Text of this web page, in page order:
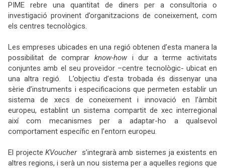
PIME rebre una quantitat de diners per a consultoria o
investigació provinent d’organitzacions de coneixement, com
els centres tecnològics.
Les empreses ubicades en una regió obtenen d’esta manera la
possibilitat de comprar know-howi dur a terme activitats
conjuntes amb el seu proveïdor –centre tecnològic- ubicat en
una altra regió. L’objectiu d’estatrobada és dissenyar una
sèrie d’instruments i especificacions que permeten establir un
sistema de xecs de coneixement i innovació en l’àmbit
europeu, establint un sistema compartit de xec interregional
així com mecanismes per aadaptar-ho a qualsevol
comportament específic en l’entorn europeu.
El projecteKVouchers’integrarà amb sistemes ja existents en
altres regions, i serà un nou sistema per a aquelles regions que